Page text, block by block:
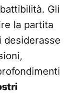
Gli
la partita
desiderasse